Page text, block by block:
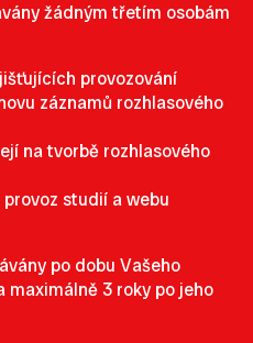
žádným třetím osobám
provozování
záznamů rozhlasového
na tvorbě rozhlasového
studií a webu
po dobu Vašeho
maximálně 3 roky po jeho